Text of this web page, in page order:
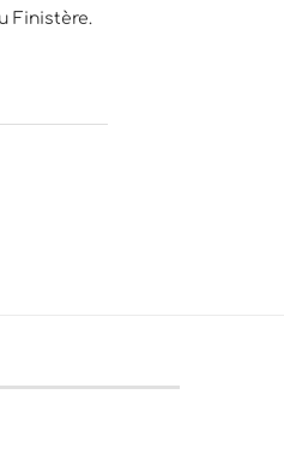
Finistère.